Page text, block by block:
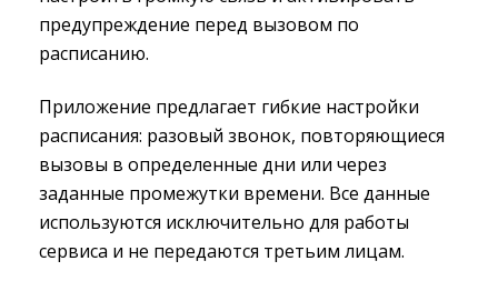
предупреждение перед вызовом по
расписанию.
Приложение предлагает гибкие настройки
расписания: разовый звонок, повторяющиеся
вызовы в определенные дни или через
заданные промежутки времени. Все данные
используются исключительно для работы
сервиса и не передаются третьим лицам.